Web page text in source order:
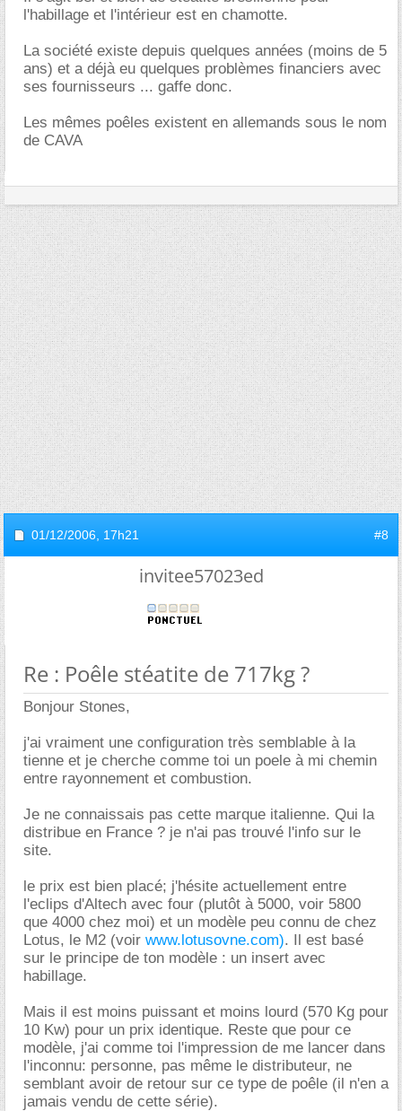
l'habillage et l'intérieur est en chamotte.
La société existe depuis quelques années (moins de 5
ans) et a déjà eu quelques problèmes financiers avec
ses fournisseurs ... gaffe donc.
Les mêmes poêles existent en allemands sous le nom
de CAVA
01/12/2006, 17h21 #8
invitee57023ed
Re : Poêle stéatite de 717kg ?
Bonjour Stones,
j'ai vraiment une configuration très semblable à la
tienne et je cherche comme toi un poele à mi chemin
entre rayonnement et combustion.
Je ne connaissais pas cette marque italienne. Qui la
distribue en France ? je n'ai pas trouvé l'info sur le
site.
le prix est bien placé; j'hésite actuellement entre
l'eclips d'Altech avec four (plutôt à 5000, voir 5800
que 4000 chez moi) et un modèle peu connu de chez
Lotus, le M2 (voir www.lotusovne.com). Il est basé
sur le principe de ton modèle : un insert avec
habillage.
Mais il est moins puissant et moins lourd (570 Kg pour
10 Kw) pour un prix identique. Reste que pour ce
modèle, j'ai comme toi l'impression de me lancer dans
l'inconnu: personne, pas même le distributeur, ne
semblant avoir de retour sur ce type de poêle (il n'en a
jamais vendu de cette série).